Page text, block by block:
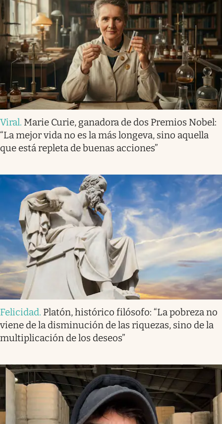
Viral. Marie Curie, ganadora de dos Premios Nobel:
“La mejor vida no es la más longeva, sino aquella
que está repleta de buenas acciones”
Felicidad. Platón, histórico filósofo: “La pobreza no
viene de la disminución de las riquezas, sino de la
multiplicación de los deseos”